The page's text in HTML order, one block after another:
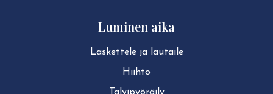
Luminen aika
Laskettele ja lautaile
Hiihto